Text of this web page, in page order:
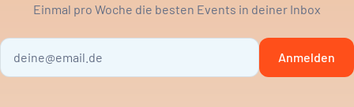
Einmal pro Woche die besten Events in deiner Inbox
Anmelden